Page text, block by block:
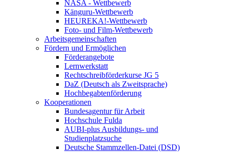
NASA - Wettbewerb
Känguru-Wettbewerb
HEUREKA!-Wettbewerb
Foto- und Film-Wettbewerb
Arbeitsgemeinschaften
Fördern und Ermöglichen
Förderangebote
Lernwerkstatt
Rechtschreibförderkurse JG 5
DaZ (Deutsch als Zweitsprache)
Hochbegabtenförderung
Kooperationen
Bundesagentur für Arbeit
Hochschule Fulda
AUBI-plus Ausbildungs- und
Studienplatzsuche
Deutsche Stammzellen-Datei (DSD)